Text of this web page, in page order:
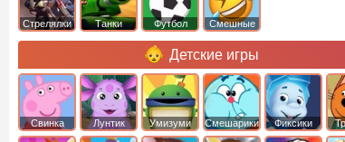
Стрелялки Танки Футбол Смешные
Детские игры
Свинка
Пеппа
Лунтик Умизуми Смешарики Фиксики